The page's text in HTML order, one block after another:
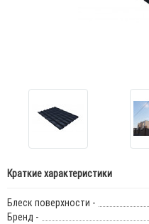
Краткие характеристики
Блеск поверхности -
Бренд -